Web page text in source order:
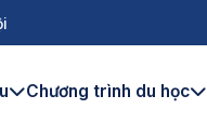
Chương trình du học